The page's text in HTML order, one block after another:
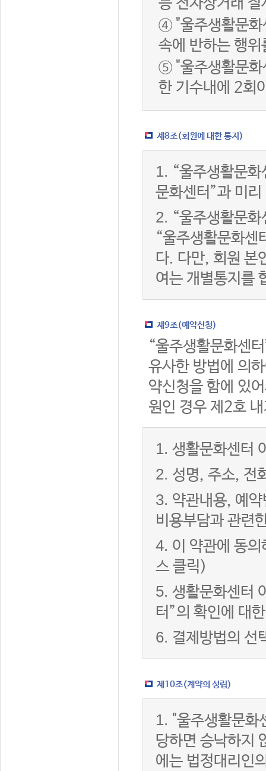
등 전자상거래
④ "울주생활문화
속에 반하는 행
⑤ "울주생활문화
한 기수내에 2회
제8조(회원에 대한 통지)
1. “울주생활문
문화센터”과 미
2. “울주생활문
“울주생활문화센
다. 다만, 회원 본
여는 개별통지를
제9조(예약신청)
“울주생활문화센
유사한 방법에 의
약신청을 함에 있
원인 경우 제2호
1. 생활문화센터
2. 성명, 주소, 전
3. 약관내용, 예
비용부담과 관련
4. 이 약관에 동
스 클릭)
5. 생활문화센터
터”의 확인에 대
6. 결제방법의 선
제10조(계약의 성립)
1. "울주생활문화
당하면 승낙하지
에는 법정대리인